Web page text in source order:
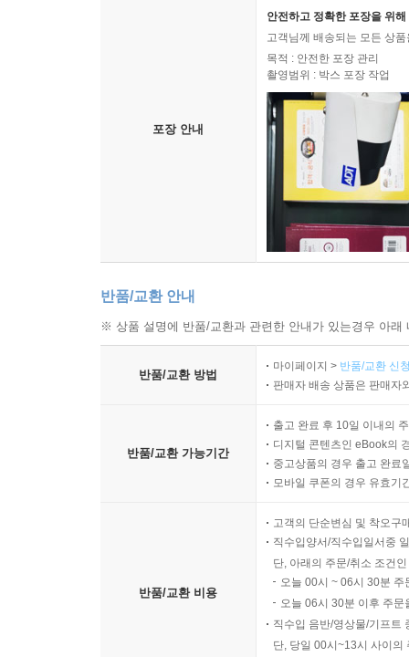
포장 안내
안전하고 정확한 포장을 위
고객님께 배송되는 모든 상
목적 : 안전한 포장 관리
촬영범위 : 박스 포장 작업
반품/교환 안내
※ 상품 설명에 반품/교환과 관련한 안내가 있는경우 아
반품/교환 방법
마이페이지 > 반품/교환 신
판매자 배송 상품은 판매자
반품/교환 가능기간
출고 완료 후 10일 이내의
디지털 콘텐츠인 eBook의
중고상품의 경우 출고 완료
모바일 쿠폰의 경우 유효기
반품/교환 비용
고객의 단순변심 및 착오구
직수입양서/직수입일서중
단, 아래의 주문/취소 조건
오늘 00시 ~ 06시 30분
오늘 06시 30분 이후 주
직수입 음반/영상물/기프트
단, 당일 00시~13시 사이의